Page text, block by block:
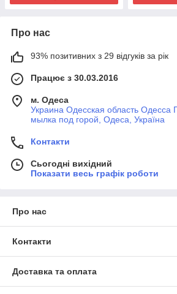
Про нас
93% позитивних з 29 відгуків за рік
Працює з 30.03.2016
м. Одеса
Украина Одесская область Одесса
мылка под горой, Одеса, Україна
Контакти
Сьогодні вихідний
Показати весь графік роботи
Про нас
Контакти
Доставка та оплата